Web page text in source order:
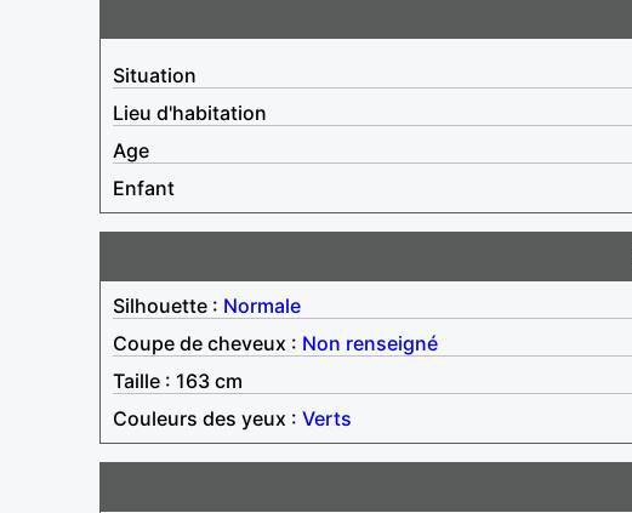
Situation
Lieu d'habitation
Age
Enfant
Silhouette : Normale
Coupe de cheveux : Non renseigné
Taille : 163 cm
Couleurs des yeux : Verts